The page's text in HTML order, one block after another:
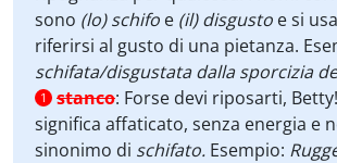
sono (lo) schifo e (il) disgusto e si
riferirsi al gusto di una pietanza.
schifata/disgustata dalla sporcizia
1 stanco: Forse devi riposarti, Betty!
significa affaticato, senza energia e
sinonimo di schifato. Esempio: